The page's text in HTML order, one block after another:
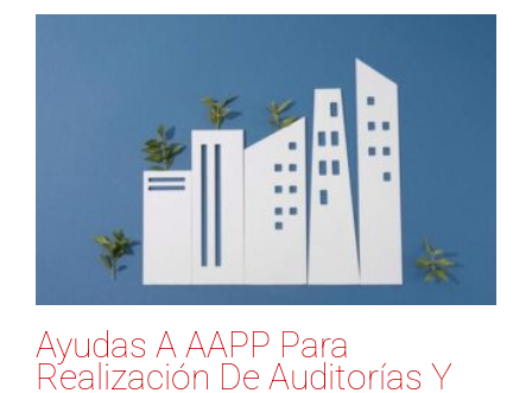
Ayudas A AAPP Para
Realización De Auditorías Y